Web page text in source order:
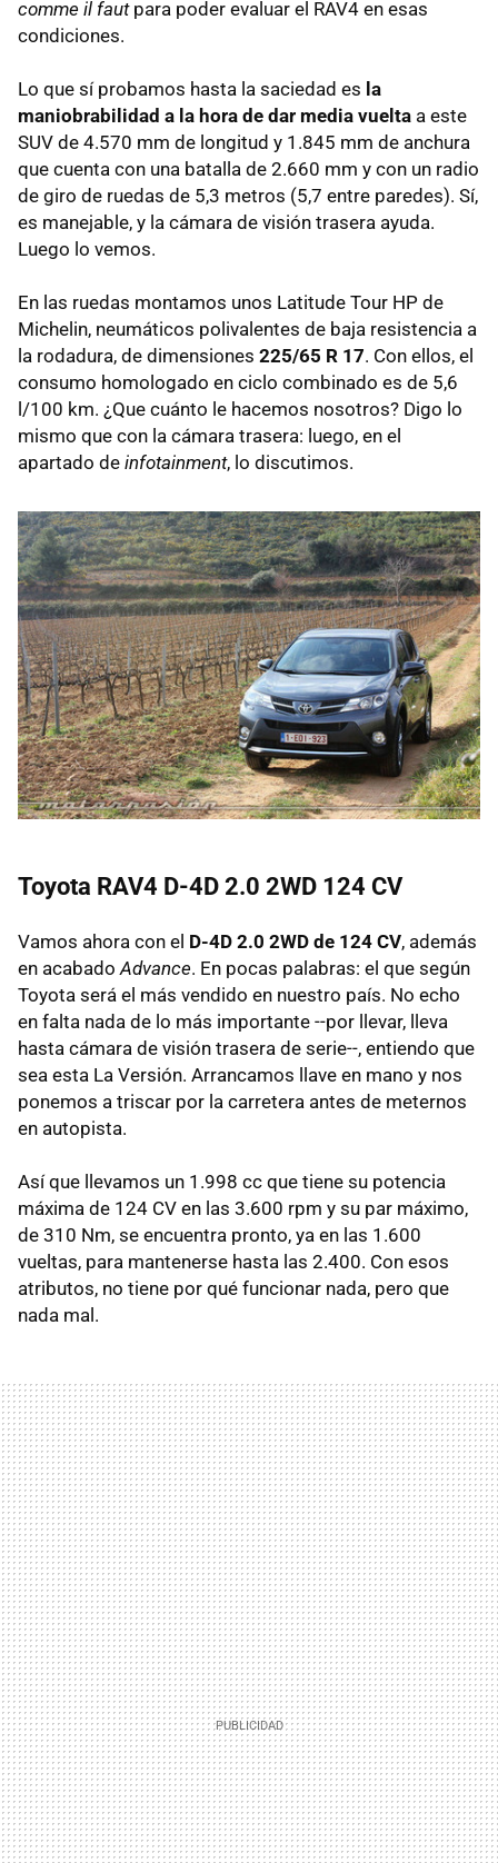
comme il fautpara poder evaluar el RAV4 en esas
condiciones.
Lo que sí probamos hasta la saciedad es la
maniobrabilidad a la hora de dar media vuelta a este
SUV de 4.570 mm de longitud y 1.845 mm de anchura
que cuenta con una batalla de 2.660 mm y con un radio
de giro de ruedas de 5,3 metros (5,7 entre paredes). Sí,
es manejable, y la cámara de visión trasera ayuda.
Luego lo vemos.
En las ruedas montamos unos Latitude Tour HP de
Michelin, neumáticos polivalentes de baja resistencia a
la rodadura, de dimensiones 225/65 R 17. Con ellos, el
consumo homologado en ciclo combinado es de 5,6
l/100 km. ¿Que cuánto le hacemos nosotros? Digo lo
mismo que con la cámara trasera: luego, en el
apartado de infotainment, lo discutimos.
Toyota RAV4 D-4D 2.0 2WD 124 CV
Vamos ahora con el D-4D 2.0 2WD de 124 CV, además
en acabadoAdvance. En pocas palabras: el que según
Toyota será el más vendido en nuestro país. No echo
en falta nada de lo más importante --por llevar, lleva
hasta cámara de visión trasera de serie--, entiendo que
sea esta La Versión. Arrancamos llave en mano y nos
ponemos a triscar por la carretera antes de meternos
en autopista.
Así que llevamos un 1.998 cc que tiene su potencia
máxima de 124 CV en las 3.600 rpm y su par máximo,
de 310 Nm, se encuentra pronto, ya en las 1.600
vueltas, para mantenerse hasta las 2.400. Con esos
atributos, no tiene por qué funcionar nada, pero que
nada mal.